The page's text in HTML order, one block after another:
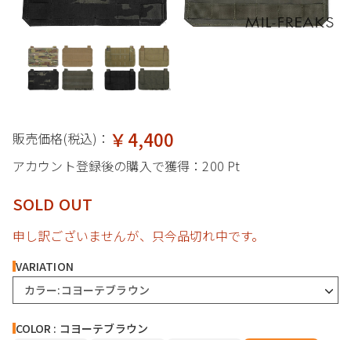
販売価格(税込)： ￥4,400
アカウント登録後の購入で獲得：200 Pt
SOLD OUT
申し訳ございませんが、只今品切れ中です。
VARIATION
カラー:コヨーテブラウン
COLOR : コヨーテブラウン